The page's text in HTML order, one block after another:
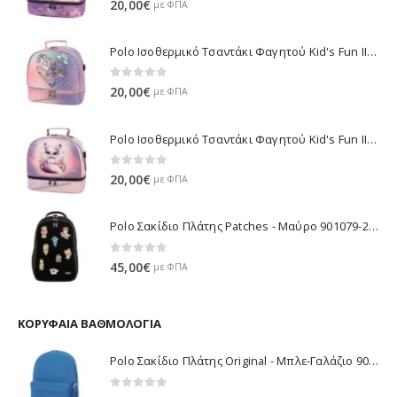
20,00€ με ΦΠΑ
Polo Ισοθερμικό Τσαντάκι Φαγητού Kid's Fun II - Μωβ 971003-8420 2026
0 out of 5
20,00€ με ΦΠΑ
Polo Ισοθερμικό Τσαντάκι Φαγητού Kid's Fun II - Λιλά 971003-8425 2026
0 out of 5
20,00€ με ΦΠΑ
Polo Σακίδιο Πλάτης Patches - Μαύρο 901079-2000 2026
0out of 5
45,00€ με ΦΠΑ
ΚΟΡΥΦΑΊΑ ΒΑΘΜΟΛΟΓΊΑ
Polo Σακίδιο Πλάτης Original - Μπλε-Γαλάζιο 901135-5600 2021